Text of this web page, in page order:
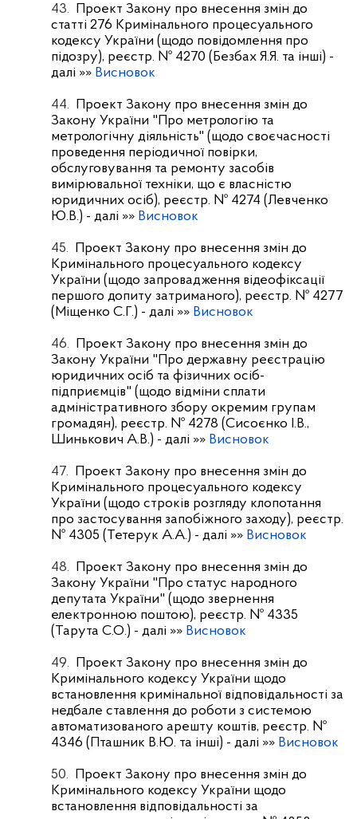
43.
Проект Закону про внесення змін до
статті 276 Кримінального процесуального
кодексу України (щодо повідомлення про
підозру), реєстр. № 4270 (Безбах Я.Я. та інші) -
далі »» Висновок
44.
Проект Закону про внесення змін до
Закону України "Про метрологію та
метрологічну діяльність" (щодо своєчасності
проведення періодичної повірки,
обслуговування та ремонту засобів
вимірювальної техніки, що є власністю
юридичних осіб), реєстр. № 4274 (Левченко
Ю.В.) - далі »» Висновок
45.
Проект Закону про внесення змін до
Кримінального процесуального кодексу
України (щодо запровадження відеофіксації
першого допиту затриманого), реєстр. № 4277
(Міщенко С.Г.) - далі »» Висновок
46.
Проект Закону про внесення змін до
Закону України "Про державну реєстрацію
юридичних осіб та фізичних осіб-
підприємців" (щодо відміни сплати
адміністративного збору окремим групам
громадян), реєстр. № 4278 (Сисоєнко І.В.,
Шинькович А.В.) - далі »» Висновок
47.
Проект Закону про внесення змін до
Кримінального процесуального кодексу
України (щодо строків розгляду клопотання
про застосування запобіжного заходу), реєстр.
№ 4305 (Тетерук А.А.) - далі »» Висновок
48.
Проект Закону про внесення змін до
Закону України "Про статус народного
депутата України" (щодо звернення
електронною поштою), реєстр. № 4335
(Тарута С.О.) - далі »» Висновок
49.
Проект Закону про внесення змін до
Кримінального кодексу України щодо
встановлення кримінальної відповідальності за
недбале ставлення до роботи з системою
автоматизованого арешту коштів, реєстр. №
4346 (Пташник В.Ю. та інші) - далі »» Висновок
50.
Проект Закону про внесення змін до
Кримінального кодексу України щодо
встановлення відповідальності за